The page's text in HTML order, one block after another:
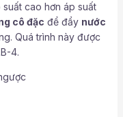
cao hơn áp suất
cô đặc để đẩy nước
Quá trình này được
4.